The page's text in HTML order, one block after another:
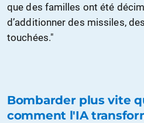
que des familles ont été
d’additionner des missiles,
touchées."
Bombarder plus vite
comment l'IA